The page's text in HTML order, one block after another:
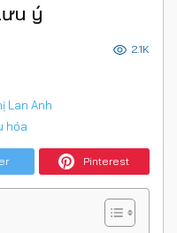
ý
2.1K
Lan Anh
hóa
Pinterest